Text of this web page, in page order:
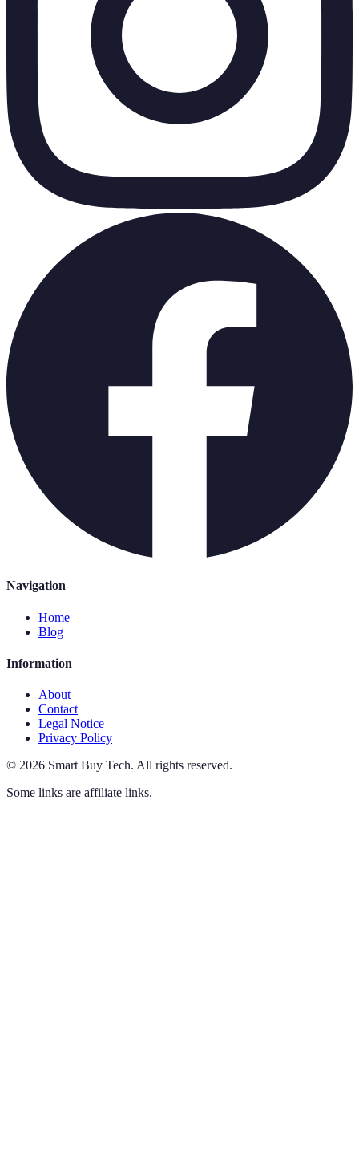
Navigation
Home
Blog
Information
About
Contact
Legal Notice
Privacy Policy
© 2026 Smart Buy Tech. All rights reserved.
Some links are affiliate links.